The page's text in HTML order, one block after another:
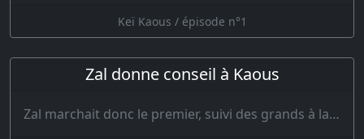
Keï Kaous / épisode n°1
Zal donne conseil à Kaous
Zal marchait donc le premier, suivi des grands à la ceinture d’or ; et lorsque le fils de Sam…